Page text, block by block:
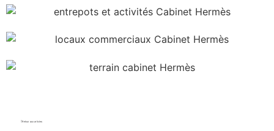
Retour aux articles